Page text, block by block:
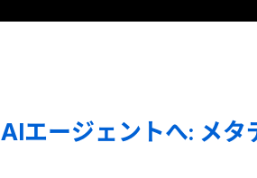
AIエージェントへ: メタ